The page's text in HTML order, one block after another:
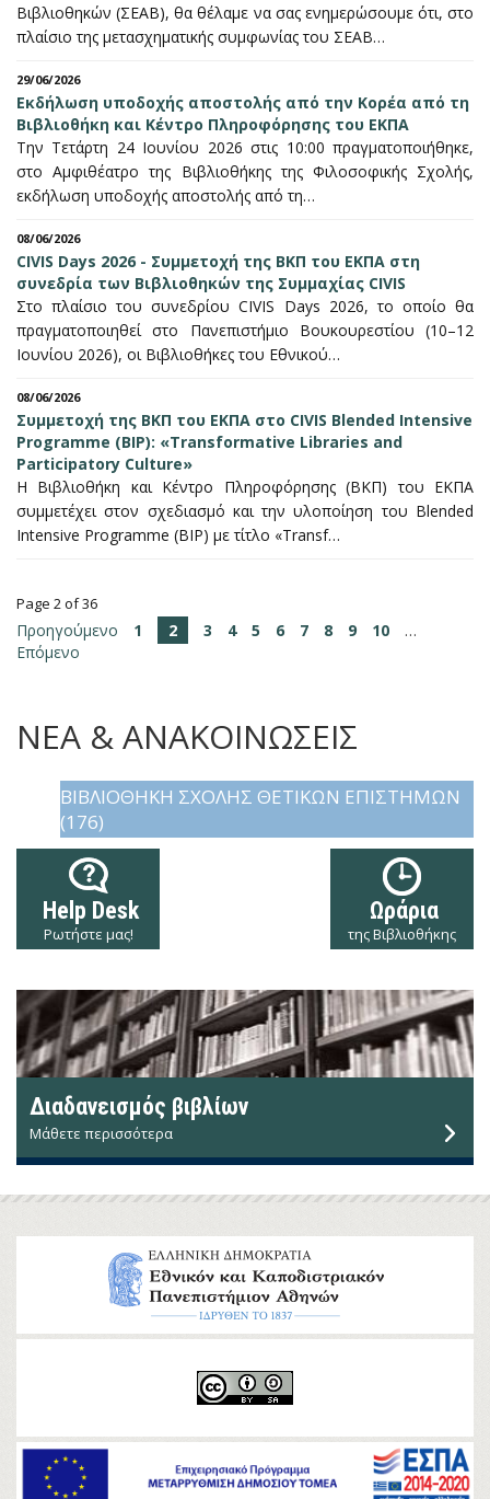
Βιβλιοθηκών (ΣΕΑΒ), θα θέλαμε να σας ενημερώσουμε ότι, στο
πλαίσιο της μετασχηματικής συμφωνίας του ΣΕΑΒ…
29/06/2026
Εκδήλωση υποδοχής αποστολής από την Κορέα από τη
Βιβλιοθήκη και Κέντρο Πληροφόρησης του ΕΚΠΑ
Την Τετάρτη 24 Ιουνίου 2026 στις 10:00 πραγματοποιήθηκε,
στο Αμφιθέατρο της Βιβλιοθήκης της Φιλοσοφικής Σχολής,
εκδήλωση υποδοχής αποστολής από τη…
08/06/2026
CIVIS Days 2026 - Συμμετοχή της ΒΚΠ του ΕΚΠΑ στη
συνεδρία των Βιβλιοθηκών της Συμμαχίας CIVIS
Στο πλαίσιο του συνεδρίου CIVIS Days 2026, το οποίο θα
πραγματοποιηθεί στο Πανεπιστήμιο Βουκουρεστίου (10–12
Ιουνίου 2026), οι Βιβλιοθήκες του Εθνικού…
08/06/2026
Συμμετοχή της ΒΚΠ του ΕΚΠΑ στο CIVIS Blended Intensive
Programme (BIP): «Transformative Libraries and
Participatory Culture»
Η Βιβλιοθήκη και Κέντρο Πληροφόρησης (ΒΚΠ) του ΕΚΠΑ
συμμετέχει στον σχεδιασμό και την υλοποίηση του Blended
Intensive Programme (BIP) με τίτλο «Transf…
Page 2 of 36
Προηγούμενο 1 2 3 4 5 6 7 8 9 10
…
Επόμενο
ΝΕΑ & ΑΝΑΚΟΙΝΩΣΕΙΣ
ΒΙΒΛΙΟΘΉΚΗ ΣΧΟΛΉΣ ΘΕΤΙΚΏΝ ΕΠΙΣΤΗΜΏΝ
(176)
Help Desk
Ρωτήστε μας!
Ωράρια
της Βιβλιοθήκης
Διαδανεισμός βιβλίων
Μάθετε περισσότερα